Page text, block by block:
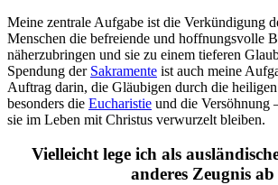
Meine zentrale Aufgabe ist die Verkündigung
Menschen die befreiende und hoffnungsvolle
näherzubringen und sie zu einem tieferen
Spendung der Sakramente ist auch meine
Auftrag darin, die Gläubigen durch die
besonders die Eucharistie und die Versöhnung
sie im Leben mit Christus verwurzelt bleiben.
Vielleicht lege ich als
anderes Zeugnis ab